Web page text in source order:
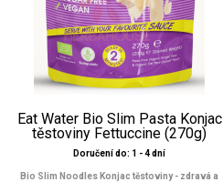
Eat Water Bio Slim Pasta Konjac
těstoviny Fettuccine (270g)
Doručení do: 1 - 4 dní
Bio Slim Noodles Konjac těstoviny - zdravá a